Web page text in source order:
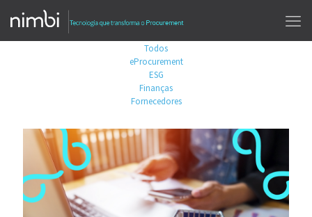
Todos
eProcurement
ESG
Finanças
Fornecedores